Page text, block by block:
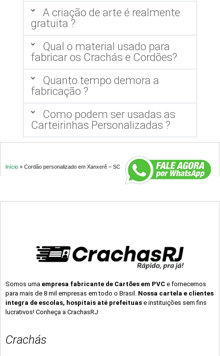
A criação de arte é realmente
gratuita ?
Qual o material usado para
fabricar os Crachás e Cordões?
Quanto tempo demora a
fabricação ?
Como podem ser usadas as
Carteirinhas Personalizadas ?
Início » Cordão personalizado em Xanxerê – SC
Somos uma empresa fabricante de Cartões em PVC e fornecemos
para mais de 8 mil empresas em todo o Brasil. Nossa cartela e clientes
integra de escolas, hospitais até prefeituas e instituições sem fins
lucrativos! Conheça a CrachasRJ
Crachás